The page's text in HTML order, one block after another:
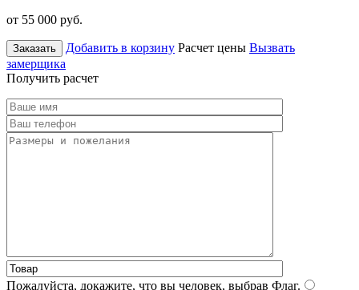
от 55 000 руб.
Заказать Добавить в корзину Расчет цены Вызвать
замерщика
Получить расчет
Пожалуйста, докажите, что вы человек, выбрав Флаг.